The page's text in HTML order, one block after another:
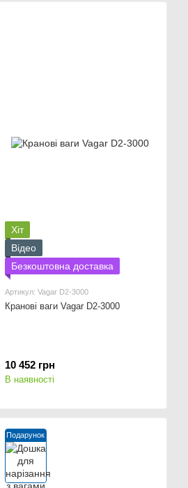
Хіт
Відео
Безкоштовна доставка
Артикул: Vagar D2-3000
Кранові ваги Vagar D2-3000
10 452 грн
В наявності
Подарунок